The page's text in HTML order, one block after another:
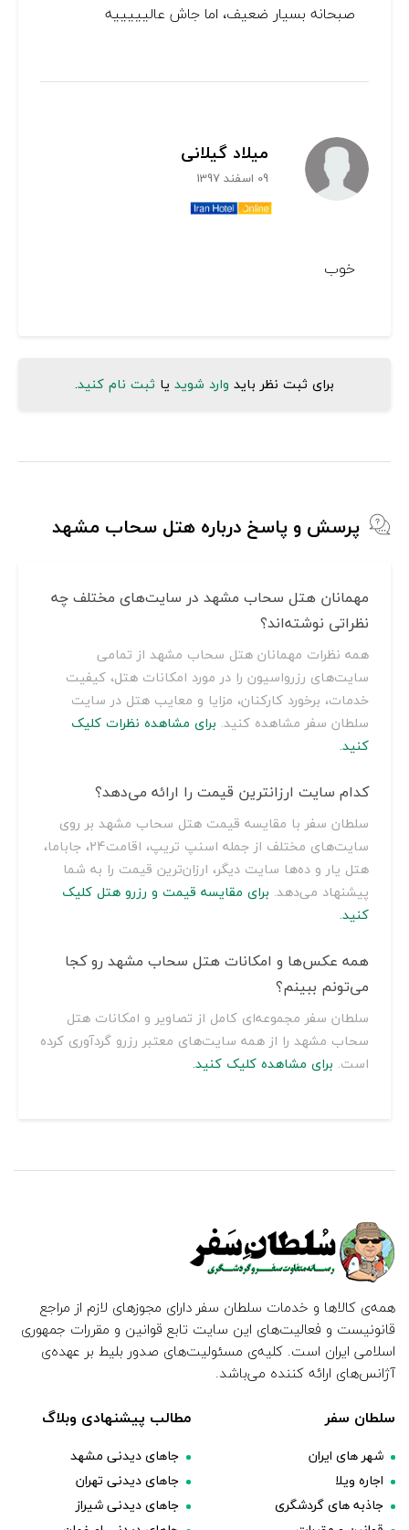
صبحانه بسیار ضعیف، اما جاش عالیییییه
میلاد گیلانی
09 اسفند 1397
خوب
برای ثبت نظر باید وارد شوید یا ثبت نام کنید.
پرسش و پاسخ درباره هتل سحاب مشهد
مهمانان هتل سحاب مشهد در سایت‌های مختلف چه
نظراتی نوشته‌اند؟
همه نظرات مهمانان هتل سحاب مشهد از تمامی
سایت‌های رزرواسیون را در مورد امکانات هتل، کیفیت
خدمات، برخورد کارکنان، مزایا و معایب هتل در سایت
سلطان سفر مشاهده کنید. برای مشاهده نظرات کلیک
کنید.
کدام سایت ارزانترین قیمت را ارائه می‌دهد؟
سلطان سفر با مقایسه قیمت هتل سحاب مشهد بر روی
سایت‌های مختلف از جمله اسنپ تریپ، اقامت24، جاباما،
هتل یار و ده‌ها سایت دیگر، ارزان‌ترین قیمت را به شما
پیشنهاد می‌دهد. برای مقایسه قیمت و رزرو هتل کلیک
کنید.
همه عکس‌ها و امکانات هتل سحاب مشهد رو کجا
می‌تونم ببینم؟
سلطان سفر مجموعه‌ای کامل از تصاویر و امکانات هتل
سحاب مشهد را از همه سایت‌های معتبر رزرو گردآوری کرده
است. برای مشاهده کلیک کنید.
همه‌ی کالاها و خدمات سلطان سفر دارای مجوزهای لازم از مراجع
قانونیست و فعالیت‌های این سایت تابع قوانین و مقررات جمهوری
اسلامی ایران است. کلیه‌ی مسئولیت‌های صدور بلیط بر عهده‌ی
آژانس‌های ارائه کننده می‌باشد.
سلطان سفر
شهر های ایران
اجاره ویلا
جاذبه های گردشگری
مطالب پیشنهادی وبلاگ
جاهای دیدنی مشهد
جاهای دیدنی تهران
جاهای دیدنی شیراز